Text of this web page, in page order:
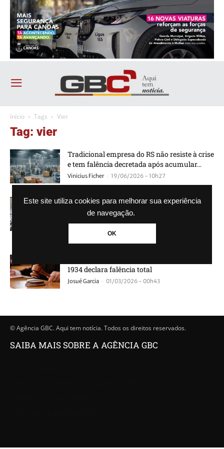
Este site utiliza cookies para melhorar sua experiência
de navegação.
OK
Início Tags Vier
Tag: vier
Tradicional empresa do RS não resiste à crise
e tem falência decretada após acumular...
Vinicius Ficher - 19/06/2026 - 10h27
Duas tradicionais empresas do RS declaram
falência após acumularem dívidas
milionárias
08/05/2026 - 15h53
1934 declara falência total
Josué Garcia - 01/03/2026 - 00h43
© Agência GBC. Aqui tem notícia. Todos os direitos reservados.
SAIBA MAIS SOBRE A AGÊNCIA GBC